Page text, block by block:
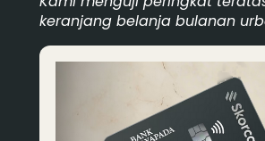
keranjang belanja bulanan